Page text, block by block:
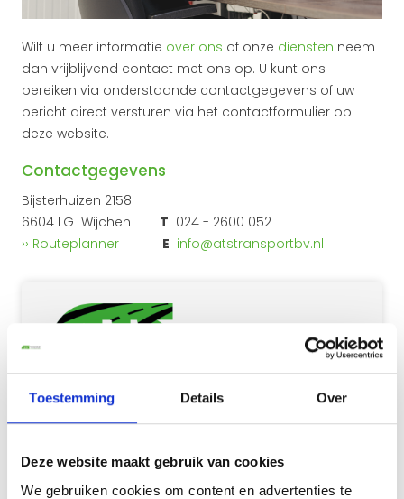
Toestemming Details Over
Deze website maakt gebruik van cookies
We gebruiken cookies om content en advertenties te
Wilt u meer informatie over ons of onze diensten neem
dan vrijblijvend contact met ons op. U kunt ons
bereiken via onderstaande contactgegevens of uw
bericht direct versturen via het contactformulier op
deze website.
Contactgegevens
Bijsterhuizen 2158
6604 LG Wijchen T 024 - 2600 052
›› Routeplanner E info@atstransportbv.nl